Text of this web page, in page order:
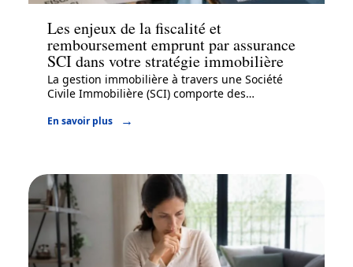
Les enjeux de la fiscalité et
remboursement emprunt par assurance
SCI dans votre stratégie immobilière
La gestion immobilière à travers une Société
Civile Immobilière (SCI) comporte des…
En savoir plus